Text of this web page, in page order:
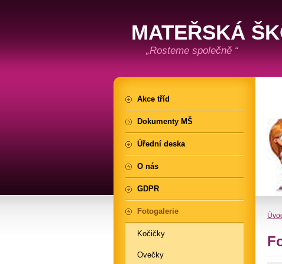
MATEŘSKÁ
„Rosteme společně “
Akce tříd
Dokumenty MŠ
Úřední deska
O nás
GDPR
Fotogalerie
Kočičky
Ovečky